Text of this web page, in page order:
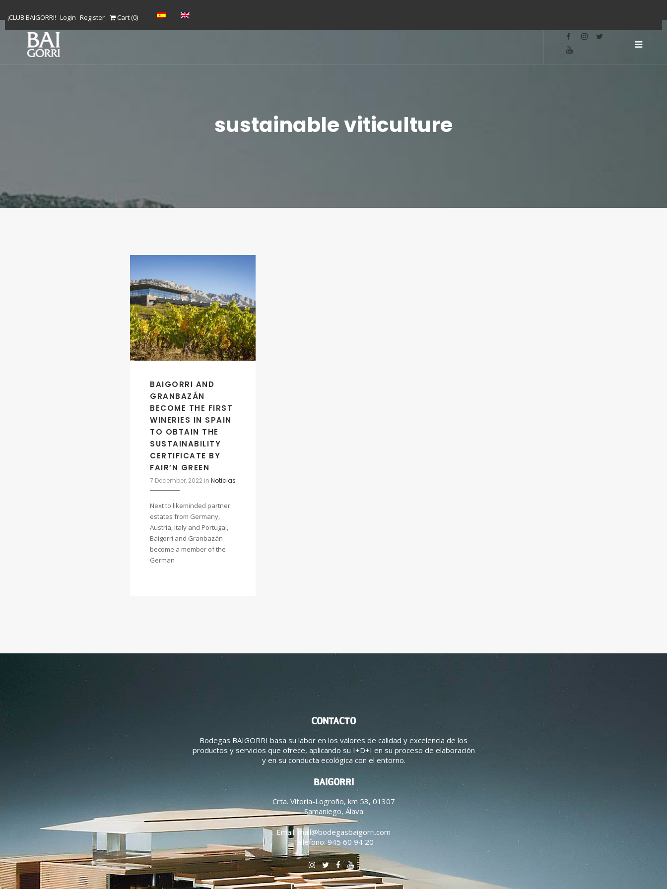
k
sustainable viticulture
¡CLUB BAIGORRI! Login Register Cart (0)
SLIDE
BAIGORRI AND
GRANBAZÁN
BECOME THE FIRST
WINERIES IN SPAIN
TO OBTAIN THE
SUSTAINABILITY
CERTIFICATE BY
FAIR’N GREEN
7 December, 2022 in Noticias
Next to likeminded partner
estates from Germany,
Austria, Italy and Portugal,
Baigorri and Granbazán
become a member of the
German
CONTACTO
Bodegas BAIGORRI basa su labor en los valores de calidad y excelencia de los
productos y servicios que ofrece, aplicando su I+D+I en su proceso de elaboración
y en su conducta ecológica con el entorno.
BAIGORRI
Crta. Vitoria-Logroño, km 53, 01307
Samaniego, Álava
Email: mail@bodegasbaigorri.com
Teléfono:945 60 94 20